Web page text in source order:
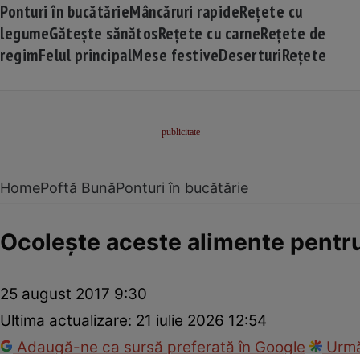
Ponturi în bucătărieMâncăruri rapideRețete cu
legumeGătește sănătosRețete cu carneRețete de
regimFelul principalMese festiveDeserturiRețete
HomePoftă BunăPonturi în bucătărie
Ocoleşte aceste alimente
25 august 2017 9:30
Ultima actualizare: 21 iulie 2026 12:54
Adaugă-ne ca sursă preferată în Google